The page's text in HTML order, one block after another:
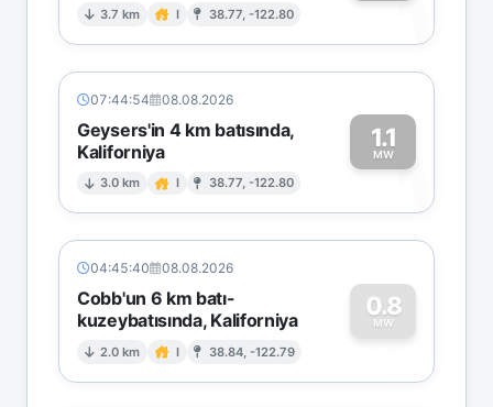
3.7 km I 38.77, -122.80 1
07:44:54 08.08.2026
Geysers'in 4 km batısında,
Kaliforniya
3.0 km I 38.77, -122.80
1.1
MW1
04:45:40 08.08.2026
Cobb'un 6 km batı-
kuzeybatısında, Kaliforniya
2.0 km I 38.84, -122.79
0.8
MW
0